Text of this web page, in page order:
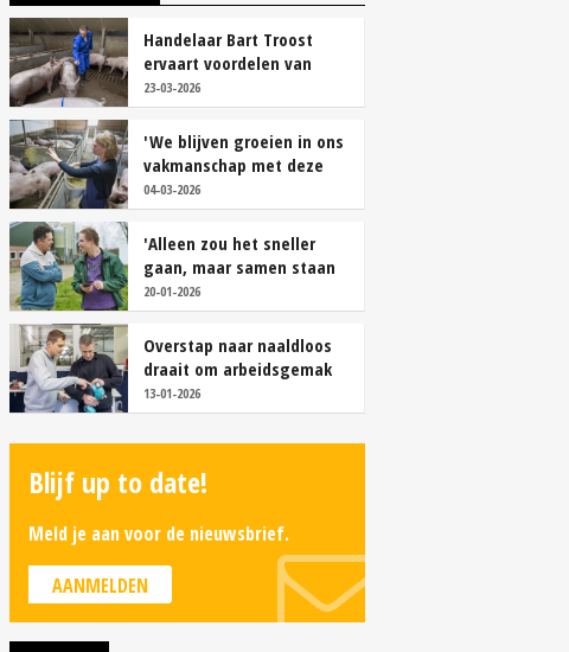
Handelaar Bart Troost
ervaart voordelen van
coöperatieve voerfusie
23-03-2026
'We blijven groeien in ons
vakmanschap met deze
teamaanpak'
04-03-2026
'Alleen zou het sneller
gaan, maar samen staan
we stukken sterker'
20-01-2026
Overstap naar naaldloos
draait om arbeidsgemak
en diervriendelijkheid
13-01-2026
Blijf up to date!
Meld je aan voor de nieuwsbrief.
AANMELDEN